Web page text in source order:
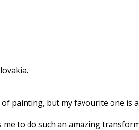
painting, but my favourite one is
to do such an amazing